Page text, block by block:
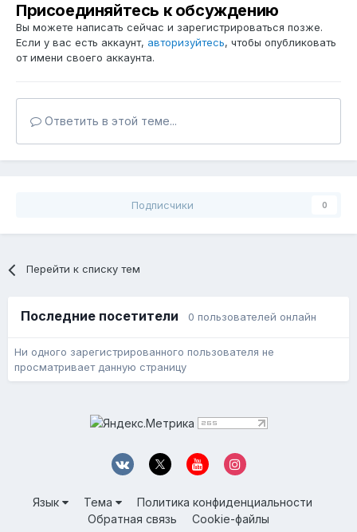
Присоединяйтесь к обсуждению
Вы можете написать сейчас и зарегистрироваться позже.
Если у вас есть аккаунт, авторизуйтесь, чтобы опубликовать
от имени своего аккаунта.
Ответить в этой теме...
Подписчики 0
Перейти к списку тем
Последние посетители 0 пользователей онлайн
Ни одного зарегистрированного пользователя не
просматривает данную страницу
Язык Тема
Политика конфиденциальности
Обратная связь
Cookie-файлы